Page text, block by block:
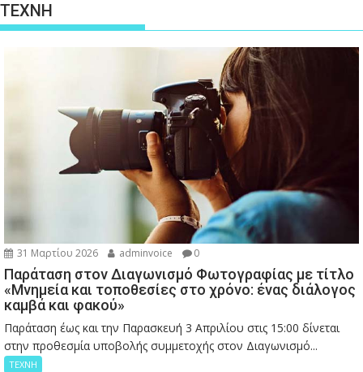
ΤΕΧΝΗ
31 Μαρτίου 2026 adminvoice 0
Παράταση στον Διαγωνισμό Φωτογραφίας με τίτλο
«Μνημεία και τοποθεσίες στο χρόνο: ένας διάλογος
καμβά και φακού»
Παράταση έως και την Παρασκευή 3 Απριλίου στις 15:00 δίνεται
στην προθεσμία υποβολής συμμετοχής στον Διαγωνισμό...
ΤΕΧΝΗ